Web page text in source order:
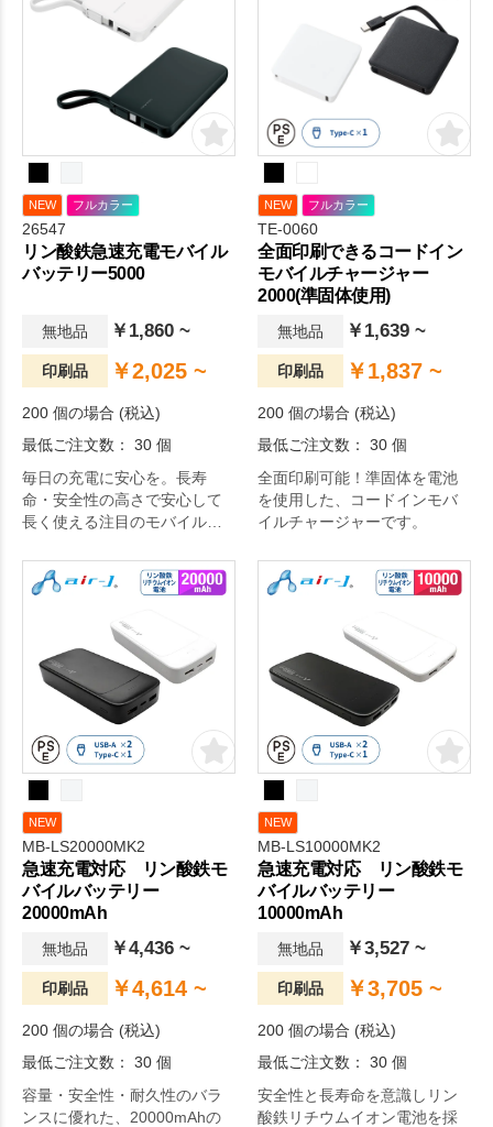
NEW フルカラー
26547
リン酸鉄急速充電モバイル
バッテリー5000
無地品 ￥1,860 ~
印刷品 ￥2,025 ~
200 個の場合 (税込)
最低ご注文数： 30 個
毎日の充電に安心を。長寿
命・安全性の高さで安心して
長く使える注目のモバイルバ
NEW フルカラー
TE-0060
全面印刷できるコードイン
モバイルチャージャー
2000(準固体使用)
無地品 ￥1,639 ~
印刷品 ￥1,837 ~
200 個の場合 (税込)
最低ご注文数： 30 個
全面印刷可能！準固体を電池
を使用した、コードインモバ
イルチャージャーです。
NEW
MB-LS20000MK2
急速充電対応 リン酸鉄モ
バイルバッテリー
20000mAh
無地品 ￥4,436 ~
印刷品 ￥4,614 ~
200 個の場合 (税込)
最低ご注文数： 30 個
容量・安全性・耐久性のバラ
ンスに優れた、20000mAhの
NEW
MB-LS10000MK2
急速充電対応 リン酸鉄モ
バイルバッテリー
10000mAh
無地品 ￥3,527 ~
印刷品 ￥3,705 ~
200 個の場合 (税込)
最低ご注文数： 30 個
安全性と長寿命を意識しリン
酸鉄リチウムイオン電池を採